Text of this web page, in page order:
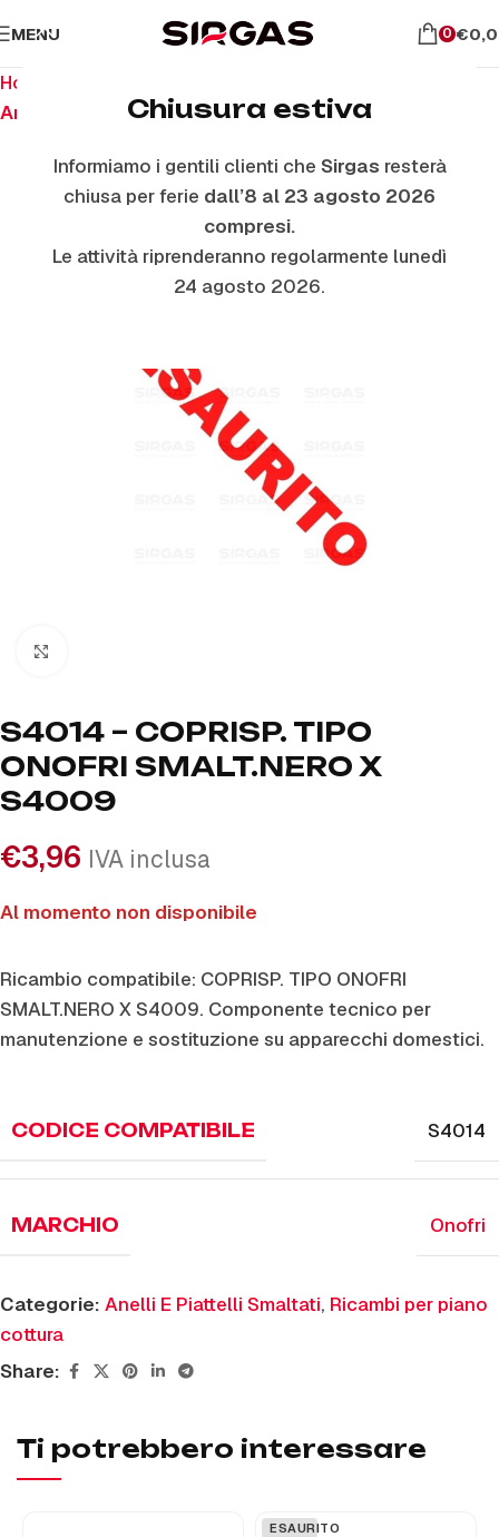
Chiusura estiva
Informiamo i gentili clienti che Sirgas resterà
chiusa per ferie dall’8 al 23 agosto 2026
compresi.
Le attività riprenderanno regolarmente lunedì
24 agosto 2026.
MENU 0 €
Home
Anelli E Piattelli Smaltati
ESAURITO
S4014 – COPRISP. TIPO
ONOFRI SMALT.NERO X
S4009
€3,96 IVA inclusa
Al momento non disponibile
Ricambio compatibile: COPRISP. TIPO ONOFRI
SMALT.NERO X S4009. Componente tecnico per
manutenzione e sostituzione su apparecchi domestici.
CODICE COMPATIBILE S4014
MARCHIO Onofri
Categorie: Anelli E Piattelli Smaltati, Ricambi per piano
cottura
Share:
Ti potrebbero interessare
ESAURITO